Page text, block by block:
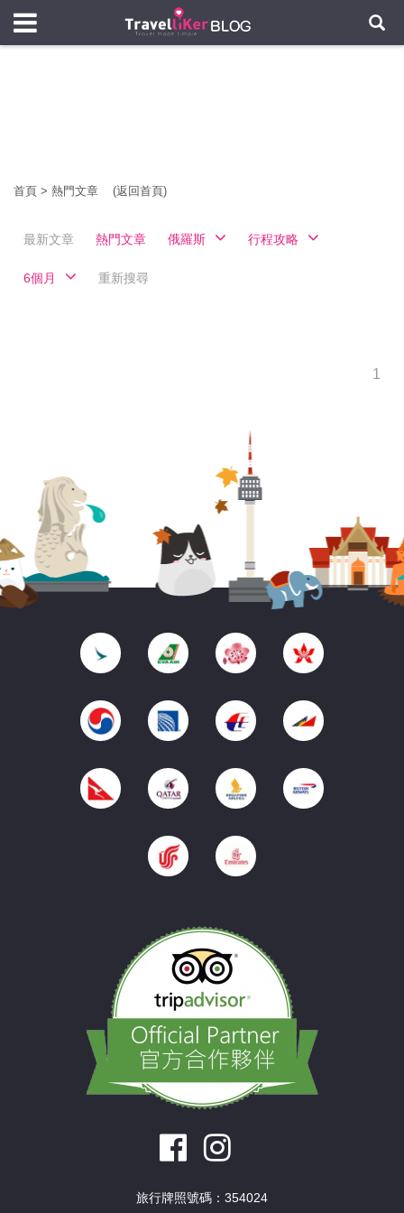
首頁 > 熱門文章 (返回首頁)
最新文章 熱門文章 俄羅斯 行程攻略
6個月 重新搜尋
1
旅行牌照號碼：354024